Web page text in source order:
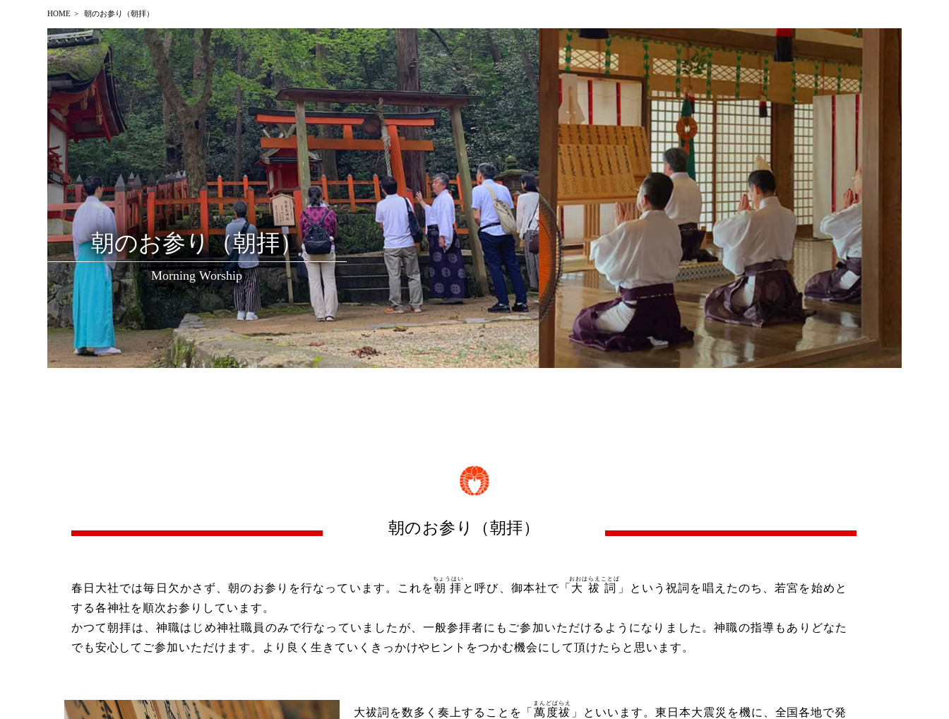
HOME 朝のお参り（朝拝）
朝のお参り（朝拝）
Morning Worship
朝のお参り（朝拝）
春日大社では毎日欠かさず、朝のお参りを行なっています。これを朝拝
ちょうはい
と呼び、御本社で「 大祓詞
おおはらえことば
」という祝詞を唱えたのち、若宮を始めと
する各神社を順次お参りしています。
かつて朝拝は、神職はじめ神社職員のみで行なっていましたが、一般参拝者にもご参加いただけるようになりました。神職の指導もありどなた
でも安心してご参加いただけます。より良く生きていくきっかけやヒントをつかむ機会にして頂けたらと思います。
大祓詞を数多く奏上することを「 萬度祓
まんどばらえ
」といいます。 東日本大震災を機に、全国各地で発